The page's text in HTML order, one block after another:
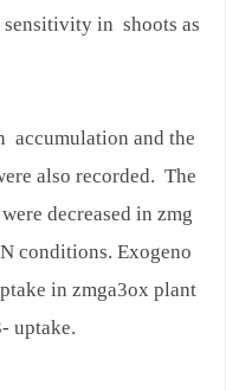
sensitivity in shoots as
accumulation and the
also recorded. The
decreased in zmg
conditions. Exogeno
in zmga3ox plant
uptake.